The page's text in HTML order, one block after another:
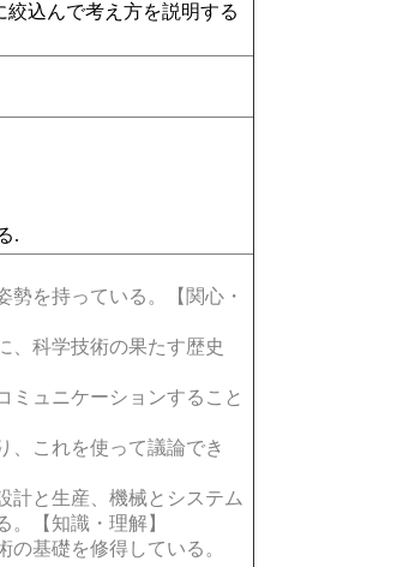
込んで考え方を説明する
.
を持っている。【関心・
、科学技術の果たす歴史
ュニケーションすること
、これを使って議論でき
計と生産、機械とシステム
【知識・理解】
基礎を修得している。